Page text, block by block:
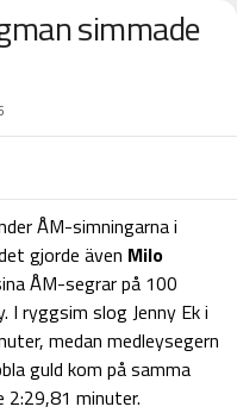
simmade
ÅM-simningarna i
gjorde även Milo
ÅM-segrar på 100
ryggsim slog Jenny Ek i
medan medleysegern
guld kom på samma
minuter.